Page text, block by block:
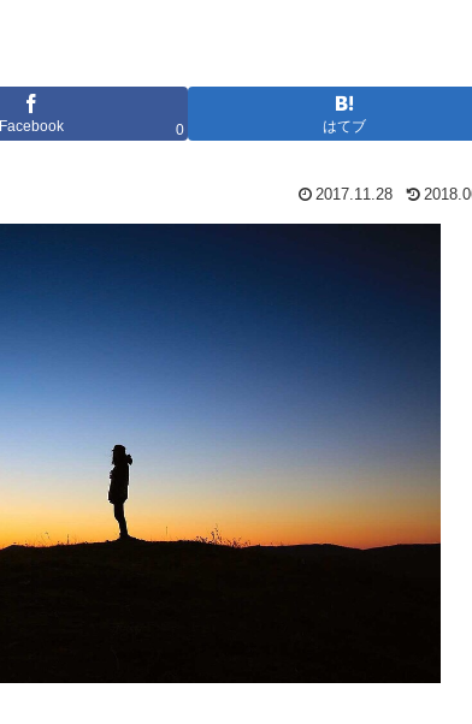
Facebook 0 はてブ
2017.11.28